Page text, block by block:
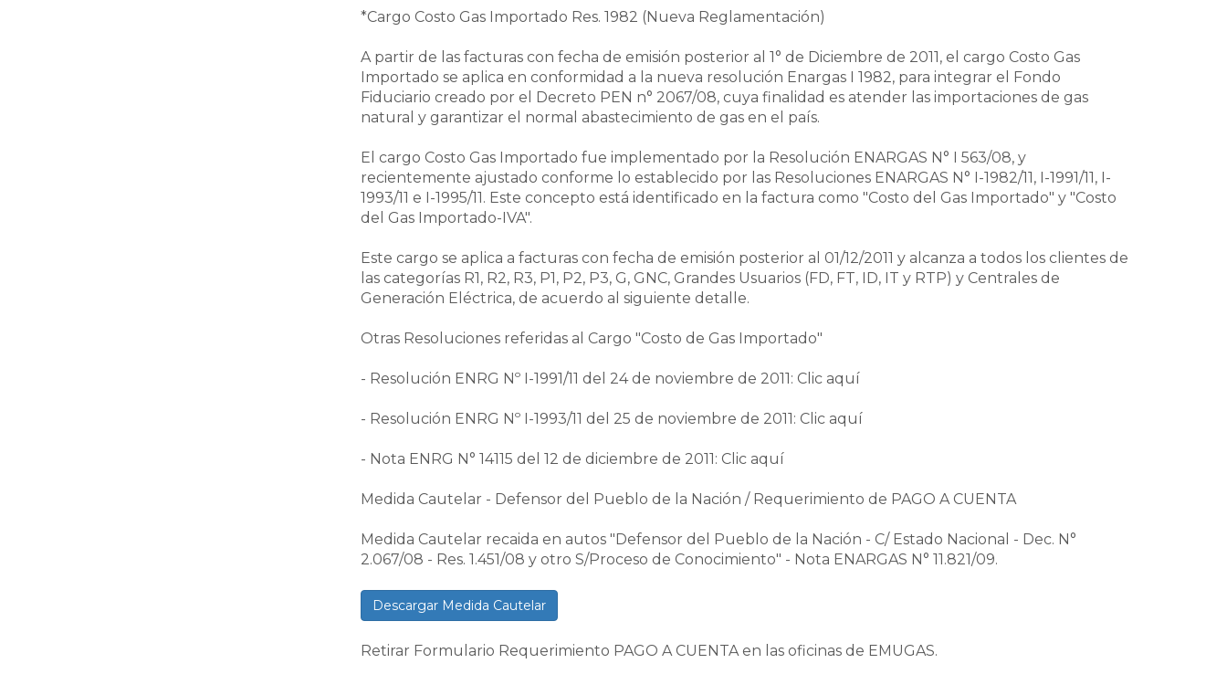
*Cargo Costo Gas Importado Res. 1982 (Nueva Reglamentación)
A partir de las facturas con fecha de emisión posterior al 1° de Diciembre de 2011, el cargo Costo Gas
Importado se aplica en conformidad a la nueva resolución Enargas I 1982, para integrar el Fondo
Fiduciario creado por el Decreto PEN n° 2067/08, cuya finalidad es atender las importaciones de gas
natural y garantizar el normal abastecimiento de gas en el país.
El cargo Costo Gas Importado fue implementado por la Resolución ENARGAS N° I 563/08, y
recientemente ajustado conforme lo establecido por las Resoluciones ENARGAS N° I-1982/11, I-1991/11, I-
1993/11 e I-1995/11. Este concepto está identificado en la factura como "Costo del Gas Importado" y "Costo
del Gas Importado-IVA".
Este cargo se aplica a facturas con fecha de emisión posterior al 01/12/2011 y alcanza a todos los clientes de
las categorías R1, R2, R3, P1, P2, P3, G, GNC, Grandes Usuarios (FD, FT, ID, IT y RTP) y Centrales de
Generación Eléctrica, de acuerdo al siguiente detalle.
Otras Resoluciones referidas al Cargo "Costo de Gas Importado"
- Resolución ENRG Nº I-1991/11 del 24 de noviembre de 2011: Clic aquí
- Resolución ENRG Nº I-1993/11 del 25 de noviembre de 2011: Clic aquí
- Nota ENRG N° 14115 del 12 de diciembre de 2011: Clic aquí
Medida Cautelar - Defensor del Pueblo de la Nación / Requerimiento de PAGO A CUENTA
Medida Cautelar recaida en autos "Defensor del Pueblo de la Nación - C/ Estado Nacional - Dec. N°
2.067/08 - Res. 1.451/08 y otro S/Proceso de Conocimiento" - Nota ENARGAS N° 11.821/09.
Descargar Medida Cautelar
Retirar Formulario Requerimiento PAGO A CUENTA en las oficinas de EMUGAS.